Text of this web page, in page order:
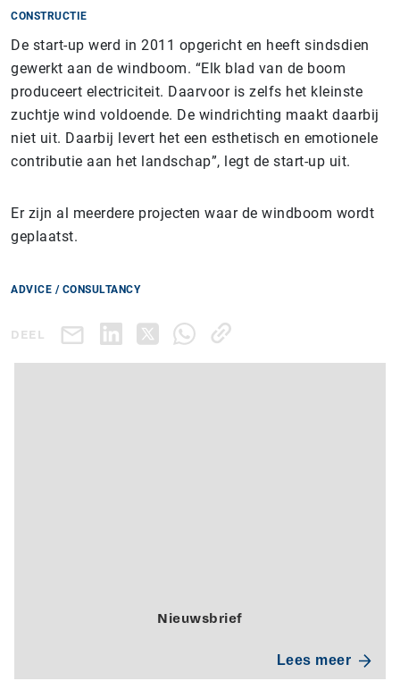
CONSTRUCTIE
De start-up werd in 2011 opgericht en heeft sindsdien
gewerkt aan de windboom. “Elk blad van de boom
produceert electriciteit. Daarvoor is zelfs het kleinste
zuchtje wind voldoende. De windrichting maakt daarbij
niet uit. Daarbij levert het een esthetisch en emotionele
contributie aan het landschap”, legt de start-up uit.
Er zijn al meerdere projecten waar de windboom wordt
geplaatst.
ADVICE / CONSULTANCY
DEEL
Nieuwsbrief
Lees meer